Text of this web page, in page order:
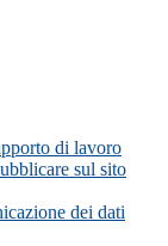
di lavoro
sul sito
dei dati